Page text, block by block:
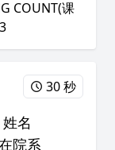
COUNT(课
30 秒
名
院系